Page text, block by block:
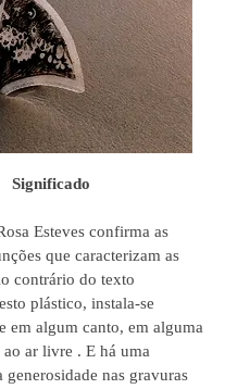
Significado
Esteves confirma as
que caracterizam as
contrário do texto
plástico, instala-se
em algum canto, em alguma
ao ar livre . E há uma
generosidade nas gravuras